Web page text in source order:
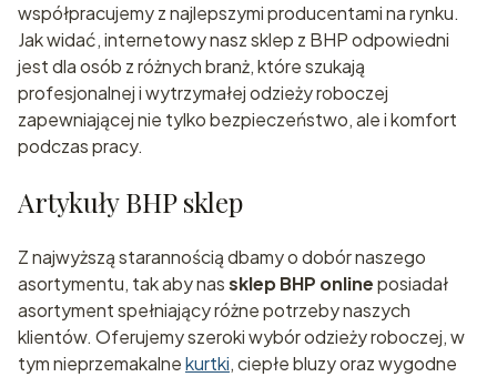
współpracujemy z najlepszymi producentami na rynku.
Jak widać, internetowy nasz sklep z BHP odpowiedni
jest dla osób z różnych branż, które szukają
profesjonalnej i wytrzymałej odzieży roboczej
zapewniającej nie tylko bezpieczeństwo, ale i komfort
podczas pracy.
Artykuły BHP sklep
Z najwyższą starannością dbamy o dobór naszego
asortymentu, tak aby nassklep BHP onlineposiadał
asortyment spełniający różne potrzeby naszych
klientów. Oferujemy szeroki wybór odzieży roboczej, w
tym nieprzemakalnekurtki, ciepłe bluzy oraz wygodne